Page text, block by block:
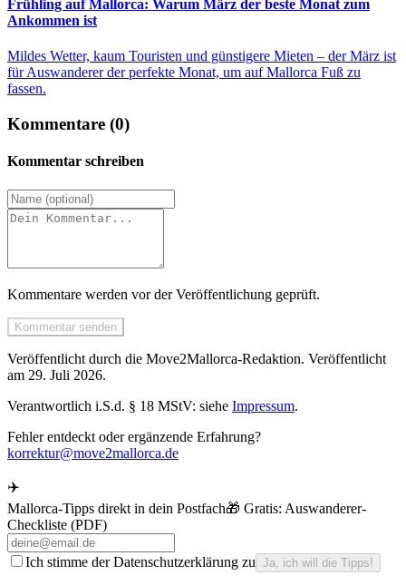
Frühling auf Mallorca: Warum März der beste Monat zum
Ankommen ist
Mildes Wetter, kaum Touristen und günstigere Mieten – der März ist
für Auswanderer der perfekte Monat, um auf Mallorca Fuß zu
fassen.
Kommentare (0)
Kommentar schreiben
Kommentare werden vor der Veröffentlichung geprüft.
Kommentar senden
Veröffentlicht durch die Move2Mallorca-Redaktion. Veröffentlicht
am 29. Juli 2026.
Verantwortlich i.S.d. § 18 MStV: siehe Impressum.
Fehler entdeckt oder ergänzende Erfahrung?
korrektur@move2mallorca.de
✈️
Mallorca-Tipps direkt in dein Postfach🎁 Gratis: Auswanderer-
Checkliste (PDF)
Ich stimme der Datenschutzerklärung zu Ja, ich will die Tipps!